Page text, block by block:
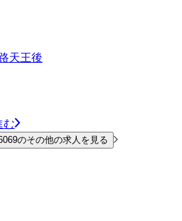
天王後
む
のその他の求人を見る